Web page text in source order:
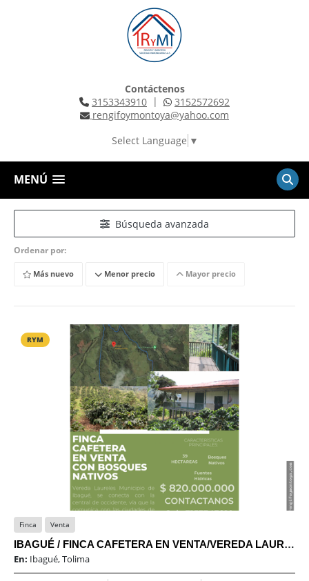
Contáctenos
3153343910 |
3152572692
rengifoymontoya@yahoo.com
Select Language ▼
MENÚ
Búsqueda avanzada
Ordenar por:
Más nuevo Menor precio Mayor precio
RYM
Finca Venta
IBAGUÉ / FINCA CAFETERA EN VENTA/VEREDA LAURELES/COCORA
En: Ibagué, Tolima